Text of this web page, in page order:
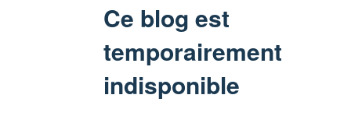
Ce blog est
temporairement
indisponible